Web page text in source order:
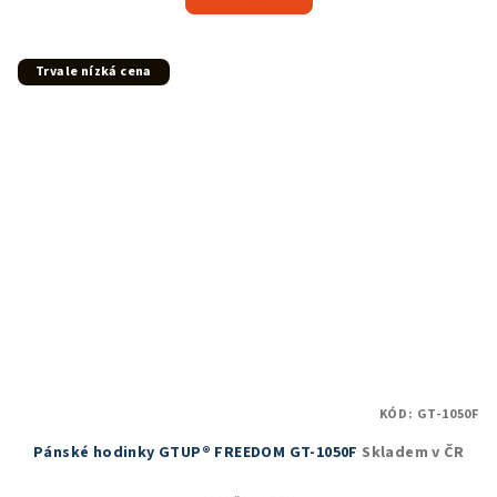
Trvale nízká cena
Pánské hodinky GTUP® FREEDOM GT-1050F Skladem v ČR
KÓD: GT-1050F